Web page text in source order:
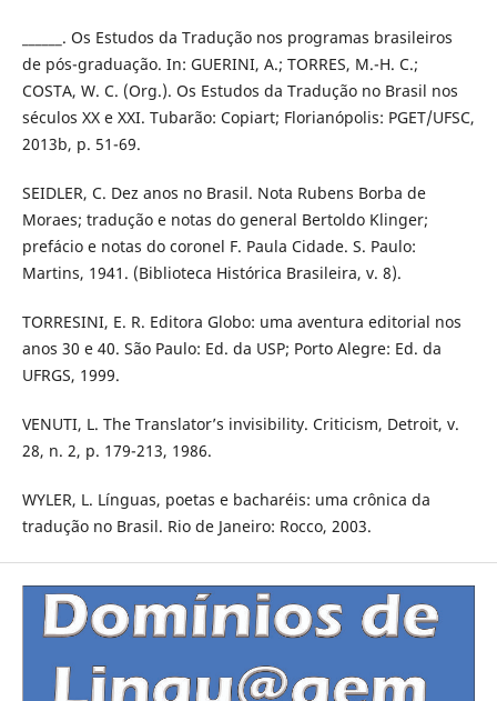
______. Os Estudos da Tradução nos programas brasileiros
de pós-graduação. In: GUERINI, A.; TORRES, M.-H. C.;
COSTA, W. C. (Org.). Os Estudos da Tradução no Brasil nos
séculos XX e XXI. Tubarão: Copiart; Florianópolis: PGET/UFSC,
2013b, p. 51-69.
SEIDLER, C. Dez anos no Brasil. Nota Rubens Borba de
Moraes; tradução e notas do general Bertoldo Klinger;
prefácio e notas do coronel F. Paula Cidade. S. Paulo:
Martins, 1941. (Biblioteca Histórica Brasileira, v. 8).
TORRESINI, E. R. Editora Globo: uma aventura editorial nos
anos 30 e 40. São Paulo: Ed. da USP; Porto Alegre: Ed. da
UFRGS, 1999.
VENUTI, L. The Translator’s invisibility. Criticism, Detroit, v.
28, n. 2, p. 179-213, 1986.
WYLER, L. Línguas, poetas e bacharéis: uma crônica da
tradução no Brasil. Rio de Janeiro: Rocco, 2003.